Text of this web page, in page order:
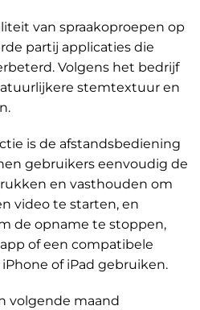
van spraakoproepen op
partij applicaties die
Volgens het bedrijf
stemtextuur en
is de afstandsbediening
gebruikers eenvoudig de
en vasthouden om
video te starten, en
de opname te stoppen,
of een compatibele
of iPad gebruiken.
volgende maand